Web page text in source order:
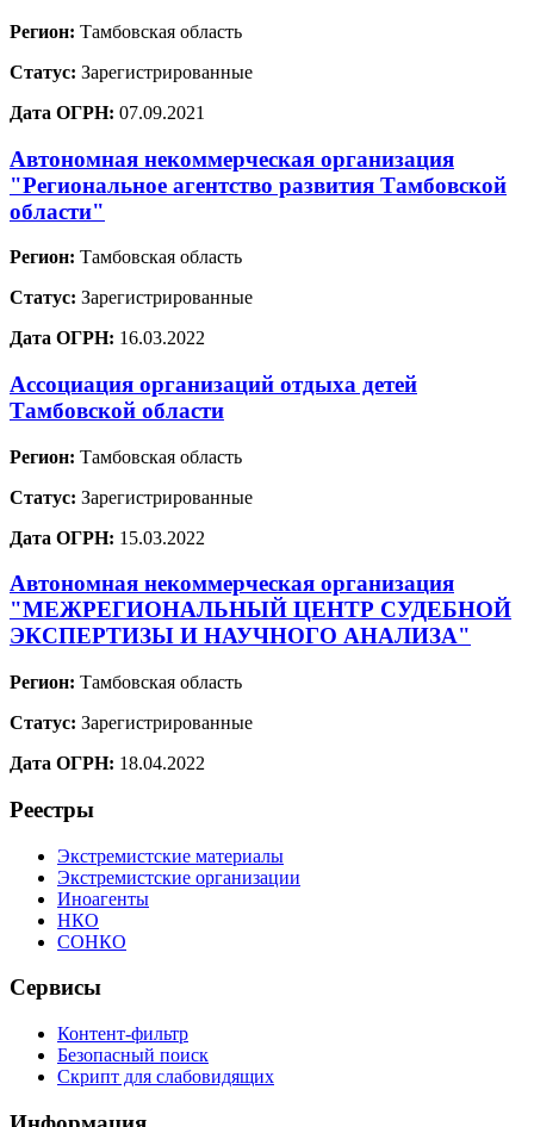
Регион: Тамбовская область
Статус: Зарегистрированные
Дата ОГРН: 07.09.2021
Автономная некоммерческая организация
"Региональное агентство развития Тамбовской
области"
Регион: Тамбовская область
Статус: Зарегистрированные
Дата ОГРН: 16.03.2022
Ассоциация организаций отдыха детей
Тамбовской области
Регион: Тамбовская область
Статус: Зарегистрированные
Дата ОГРН: 15.03.2022
Автономная некоммерческая организация
"МЕЖРЕГИОНАЛЬНЫЙ ЦЕНТР СУДЕБНОЙ
ЭКСПЕРТИЗЫ И НАУЧНОГО АНАЛИЗА"
Регион: Тамбовская область
Статус: Зарегистрированные
Дата ОГРН: 18.04.2022
Реестры
Экстремистские материалы
Экстремистские организации
Иноагенты
НКО
СОНКО
Сервисы
Контент-фильтр
Безопасный поиск
Скрипт для слабовидящих